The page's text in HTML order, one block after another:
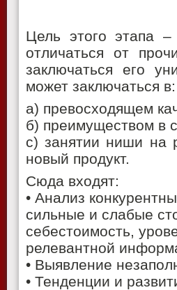
Цель этого этапа
отличаться от
заключаться его
может заключаться в:
а) превосходящем
б) преимуществом в
с) занятии ниши на
новый продукт.
Сюда входят:
• Анализ
сильные и слабые
себестоимость,
релевантной
• Выявление
• Тенденции и